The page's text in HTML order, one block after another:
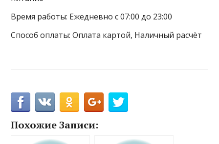
Время работы: Ежедневно с 07:00 до 23:00
Способ оплаты: Оплата картой, Наличный расчёт
Похожие Записи: